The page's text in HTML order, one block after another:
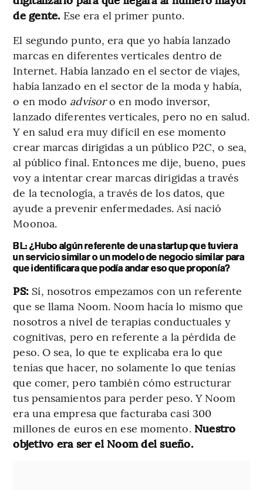
de gente. Ese era el primer punto.
El segundo punto, era que yo había lanzado
marcas en diferentes verticales dentro de
Internet. Había lanzado en el sector de viajes,
había lanzado en el sector de la moda y había,
o en modo advisoro en modo inversor,
lanzado diferentes verticales, pero no en salud.
Y en salud era muy difícil en ese momento
crear marcas dirigidas a un público P2C, o sea,
al público final. Entonces me dije, bueno, pues
voy a intentar crear marcas dirigidas a través
de la tecnología, a través de los datos, que
ayude a prevenir enfermedades. Así nació
Moonoa.
BL: ¿Hubo algún referente de una startup que tuviera
un servicio similar o un modelo de negocio similar para
que identificara que podía andar eso que proponía?
PS: Sí, nosotros empezamos con un referente
que se llama Noom. Noom hacía lo mismo que
nosotros a nivel de terapias conductuales y
cognitivas, pero en referente a la pérdida de
peso. O sea, lo que te explicaba era lo que
tenías que hacer, no solamente lo que tenías
que comer, pero también cómo estructurar
tus pensamientos para perder peso. Y Noom
era una empresa que facturaba casi 300
millones de euros en ese momento.Nuestro
objetivo era ser el Noom del sueño.